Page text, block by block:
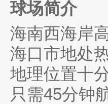
球场简介
海南西海岸
海口市地处
地理位置十
只需45分钟